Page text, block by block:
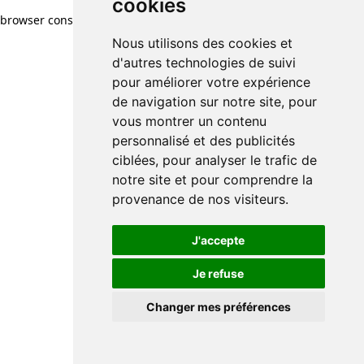
cookies
Nous utilisons des cookies et
d'autres technologies de suivi
pour améliorer votre expérience
de navigation sur notre site, pour
vous montrer un contenu
personnalisé et des publicités
ciblées, pour analyser le trafic de
notre site et pour comprendre la
provenance de nos visiteurs.
J'accepte
Je refuse
Changer mes préférences
browser console for more information)